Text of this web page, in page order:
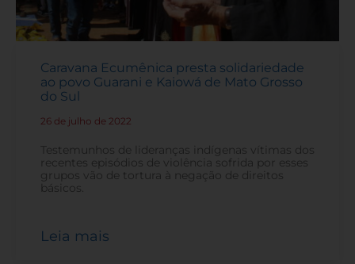
Caravana Ecumênica presta solidariedade
ao povo Guarani e Kaiowá de Mato Grosso
do Sul
26 de julho de 2022
Testemunhos de lideranças indígenas vítimas dos
recentes episódios de violência sofrida por esses
grupos vão de tortura à negação de direitos
básicos.
Leia mais